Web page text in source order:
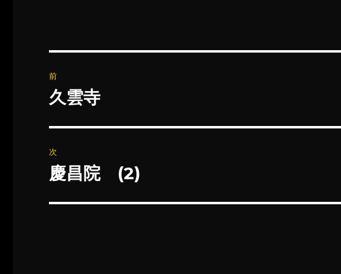
稿
ゲ
前
前
投
稿:
久雲寺
次
次
投
慶昌院 (2)